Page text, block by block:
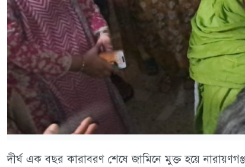
দীর্ঘ এক বছর কারাবরণ শেষে জামিনে মুক্ত হয়ে